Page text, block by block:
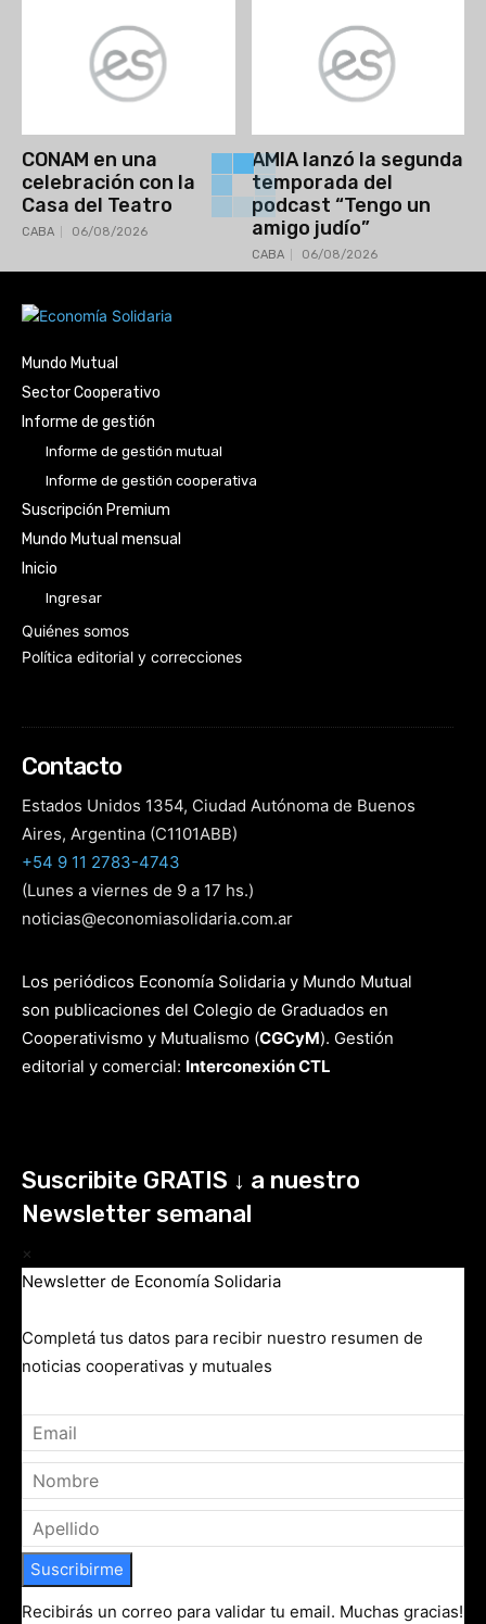
CONAM en una
celebración con la
Casa del Teatro
CABA 06/08/2026
AMIA lanzó la segunda
temporada del
podcast “Tengo un
amigo judío”
CABA 06/08/2026
Mundo Mutual
Sector Cooperativo
Informe de gestión
Informe de gestión mutual
Informe de gestión cooperativa
Suscripción Premium
Mundo Mutual mensual
Inicio
Ingresar
Quiénes somos
Política editorial y correcciones
Contacto
Estados Unidos 1354, Ciudad Autónoma de Buenos
Aires, Argentina (C1101ABB)
+54 9 11 2783-4743
(Lunes a viernes de 9 a 17 hs.)
noticias@economiasolidaria.com.ar
Los periódicos Economía Solidaria y Mundo Mutual
son publicaciones del Colegio de Graduados en
Cooperativismo y Mutualismo (CGCyM). Gestión
editorial y comercial: Interconexión CTL
Suscribite GRATIS ↓ a nuestro
Newsletter semanal
×
Newsletter de Economía Solidaria
Completá tus datos para recibir nuestro resumen de
noticias cooperativas y mutuales
Suscribirme
Recibirás un correo para validar tu email. Muchas gracias!